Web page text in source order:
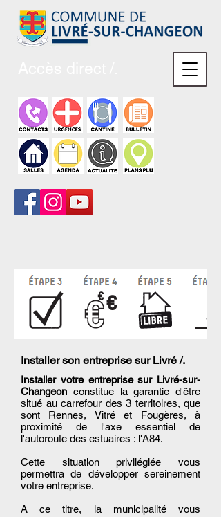
Installer son entreprise sur Livré /.
Installer votre entreprise sur Livré-sur-
Changeon constitue la garantie d'être
situé au carrefour des 3 territoires, que
sont Rennes, Vitré et Fougères, à
proximité de l'axe essentiel de
l'autoroute des estuaires : l'A84.
Cette situation privilégiée vous
permettra de développer sereinement
votre entreprise.
A ce titre, la municipalité vous